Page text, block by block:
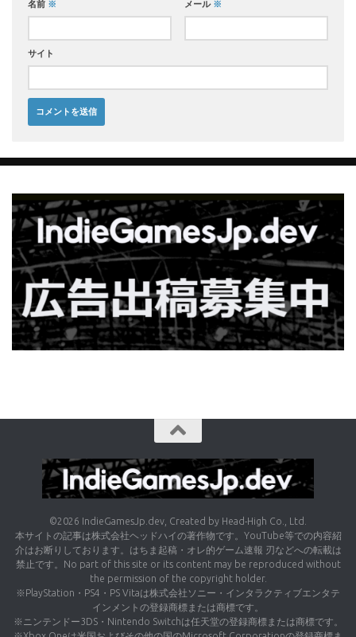
名前 ※ メール ※
サイト
©2026 IndieGamesJp.dev, Created by Head-High Co., Ltd.
本サイトの記事は株式会社ヘッドハイの著作物です。YouTube等での内容紹
介はお断りしております。はちま起稿・オレ的ゲーム速報 刃などへの転載は
禁止です。No part of this site or its content may be reproduced without
the permission of the copyright holder.
※PlayStation・PS4・PS Vitaは株式会社ソニー・インタラクティブエンタテ
インメントの登録商標または商標です。
※ニンテンドー3DS・Nintendo Switchは任天堂の登録商標または商標です。